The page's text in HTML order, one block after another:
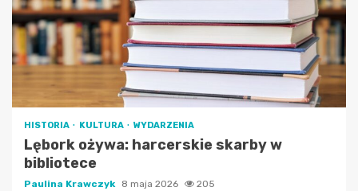
HISTORIA KULTURA WYDARZENIA
Lębork ożywa: harcerskie skarby w
bibliotece
Paulina Krawczyk 8 maja 2026 205